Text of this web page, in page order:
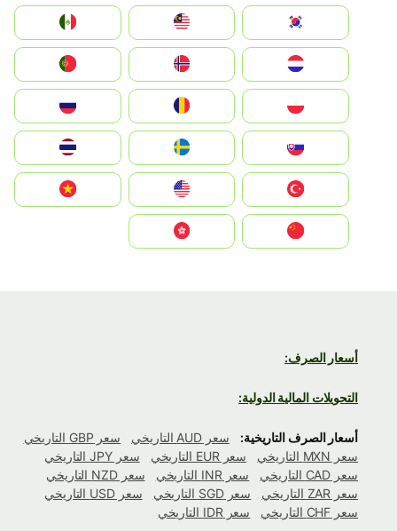
South Korea
Nederland
Portugal
România
Slovensko
United States
Vietnam
أسعار الصرف:
التحويلات المالية الدولية:
أسعار الصرف التاريخية: سعر AUD التاريخي
سعر GBP التاريخي
سعر MXN التاريخي
سعر EUR التاريخي
سعر JPY التاريخي
سعر CAD التاريخي
سعر INR التاريخي
سعر NZD التاريخي
سعر ZAR التاريخي
سعر SGD التاريخي
سعر USD التاريخي
سعر CHF التاريخي
سعر IDR التاريخي